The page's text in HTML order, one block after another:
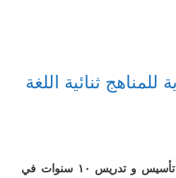
للمناهج ثنائية اللغة
معلمة لغة انجليزية خبرة تأسيس و تدريس ١٠ سنوات في